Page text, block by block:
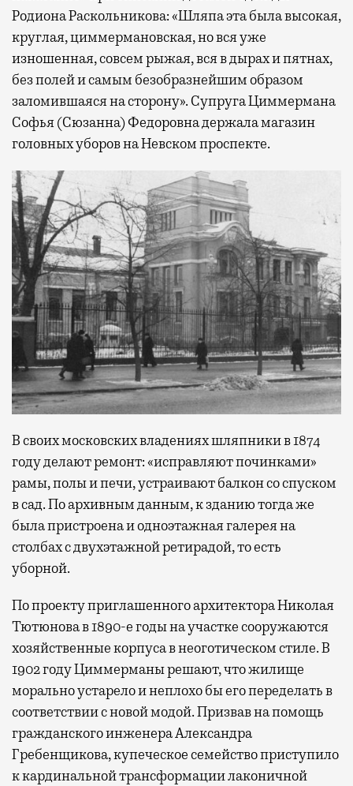
Родиона Раскольникова: «Шляпа эта была высокая,
круглая, циммермановская, но вся уже
изношенная, совсем рыжая, вся в дырах и пятнах,
без полей и самым безобразнейшим образом
заломившаяся на сторону». Супруга Циммермана
Софья (Сюзанна) Федоровна держала магазин
головных уборов на Невском проспекте.
В своих московских владениях шляпники в 1874
году делают ремонт: «исправляют починками»
рамы, полы и печи, устраивают балкон со спуском
в сад. По архивным данным, к зданию тогда же
была пристроена и одноэтажная галерея на
столбах с двухэтажной ретирадой, то есть
уборной.
По проекту приглашенного архитектора Николая
Тютюнова в 1890-е годы на участке сооружаются
хозяйственные корпуса в неоготическом стиле. В
1902 году Циммерманы решают, что жилище
морально устарело и неплохо бы его переделать в
соответствии с новой модой. Призвав на помощь
гражданского инженера Александра
Гребенщикова, купеческое семейство приступило
к кардинальной трансформации лаконичной